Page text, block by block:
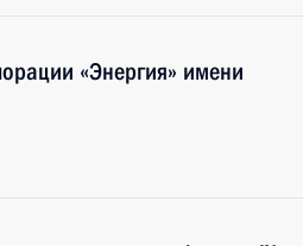
«Энергия» имени